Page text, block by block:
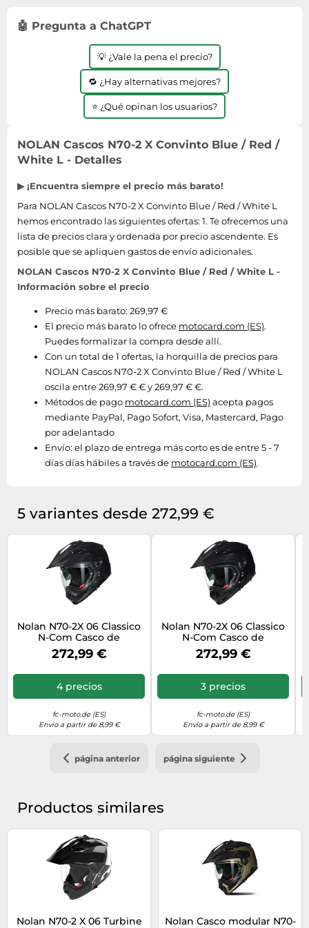
Ropa deportiva y outdoor
Zapatillas de tenis
Zapatillas deportivas
Perfumes de mujer
Perfumes unisex
Placer y anticoncepción
Productos de higiene corporal
Productos para baño y ducha
Sets de belleza
Termómetros clínicos
Tratamientos faciales
Media
Monitores y pantallas ordenador
Máquinas de afeitar
Placas de cocina
Secadoras
Sonido y alta fidelidad
TV, vídeo y DVD
Tablets
Telecomunicaciones
Vehículos a escala
Relojes de pulsera
Tejer y crochet
Zapatillas de atletismo
Zapatillas de baloncesto
Zapatos
Zapatos de invierno
Zapatos mujer
🤖 Pregunta a ChatGPT
💡 ¿Vale la pena el precio?
🔁 ¿Hay alternativas mejores?
⭐ ¿Qué opinan los usuarios?
NOLAN Cascos N70-2 X Convinto Blue / Red /
White L - Detalles
▶ ¡Encuentra siempre el precio más barato!
Para NOLAN Cascos N70-2 X Convinto Blue / Red / White L
hemos encontrado las siguientes ofertas: 1. Te ofrecemos una
lista de precios clara y ordenada por precio ascendente. Es
posible que se apliquen gastos de envío adicionales.
NOLAN Cascos N70-2 X Convinto Blue / Red / White L -
Información sobre el precio
Precio más barato: 269,97 €
El precio más barato lo ofrece motocard.com (ES).
Puedes formalizar la compra desde allí.
Con un total de 1 ofertas, la horquilla de precios para
NOLAN Cascos N70-2 X Convinto Blue / Red / White L
oscila entre 269,97 € € y 269,97 € €.
Métodos de pago motocard.com (ES) acepta pagos
mediante PayPal, Pago Sofort, Visa, Mastercard, Pago
por adelantado
Envío: el plazo de entrega más corto es de entre 5 - 7
días días hábiles a través de motocard.com (ES).
5 variantes desde 272,99 €
Nolan N70-2X 06 Classico
N-Com Casco de
motocross, Black Matt,
Talla S (56)
272,99 €
4 precios
fc-moto.de (ES)
Envío a partir de 8,99 €
Nolan N70-2X 06 Classico
N-Com Casco de
motocross, negro, Talla S
(56)
272,99 €
3 precios
fc-moto.de (ES)
Envío a partir de 8,99 €
página anterior página siguiente
Productos similares
Nolan N70-2 X 06 Turbine
Nolan Casco modular N70-